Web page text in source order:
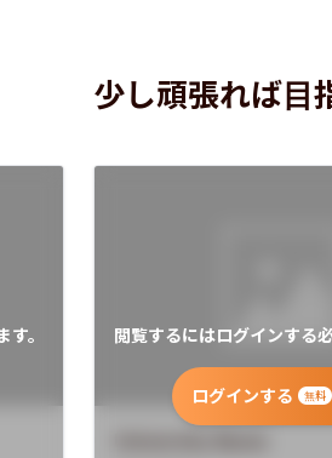
少し頑張れば目
。 閲覧するにはログインする
ログインする 無料